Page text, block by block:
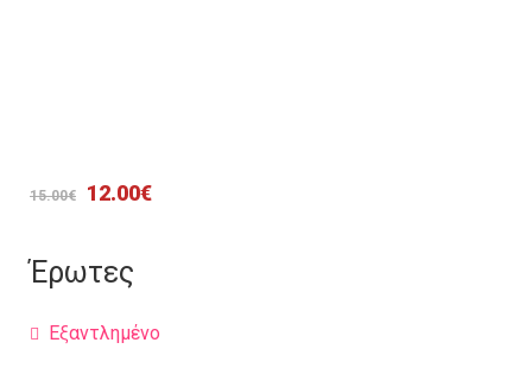
15.00€
Original
15.00€.
12.00€Η
12.00€.
Έρωτες
Εξαντλημένο